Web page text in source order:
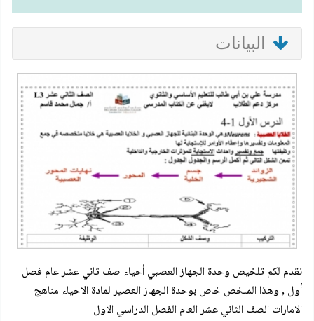
البيانات
نقدم لكم تلخيص وحدة الجهاز العصبي أحياء صف ثاني عشر عام فصل
أول , وهذا الملخص خاص بوحدة الجهاز العصير لمادة الاحياء مناهج
الامارات الصف الثاني عشر العام الفصل الدراسي الاول